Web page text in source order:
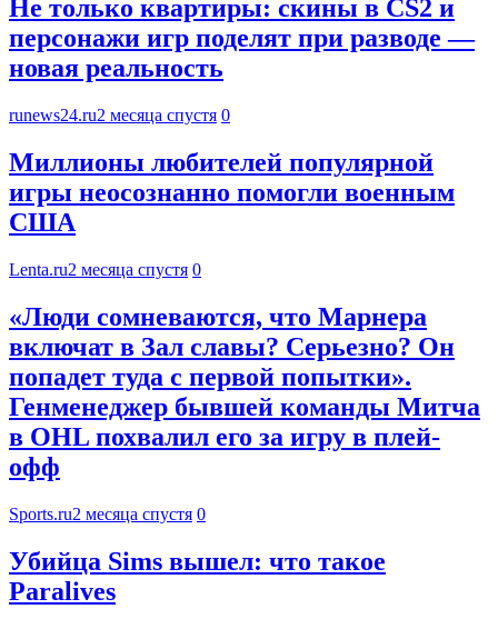
Не только квартиры: скины в CS2 и
персонажи игр поделят при разводе —
новая реальность
runews24.ru2 месяца спустя 0
Миллионы любителей популярной
игры неосознанно помогли военным
США
Lenta.ru2 месяца спустя 0
«Люди сомневаются, что Марнера
включат в Зал славы? Серьезно? Он
попадет туда с первой попытки».
Генменеджер бывшей команды Митча
в OHL похвалил его за игру в плей-
офф
Sports.ru2 месяца спустя 0
Убийца Sims вышел: что такое
Paralives